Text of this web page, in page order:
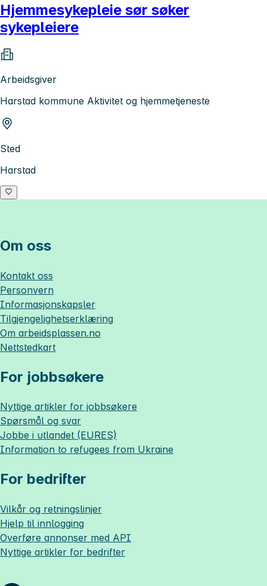
Hjemmesykepleie sør søker
sykepleiere
Arbeidsgiver
Harstad kommune Aktivitet og hjemmetjeneste
Sted
Harstad
Om oss
Kontakt oss
Personvern
Informasjonskapsler
Tilgjengelighetserklæring
Om arbeidsplassen.no
Nettstedkart
For jobbsøkere
Nyttige artikler for jobbsøkere
Spørsmål og svar
Jobbe i utlandet (EURES)
Information to refugees from Ukraine
For bedrifter
Vilkår og retningslinjer
Hjelp til innlogging
Overføre annonser med API
Nyttige artikler for bedrifter